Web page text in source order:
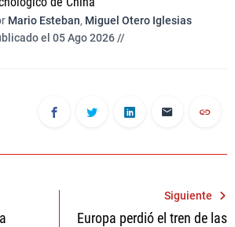
Mario Esteban, Miguel Otero Iglesias
el 05 Ago 2026 //
Siguiente
Europa perdió el tren de las